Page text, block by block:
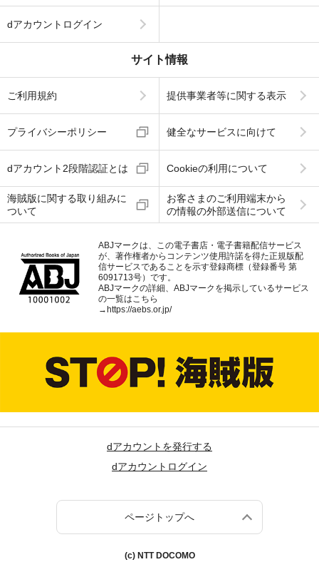
dアカウントログイン
サイト情報
ご利用規約 提供事業者等に関する表示
プライバシーポリシー 健全なサービスに向けて
dアカウント2段階認証とは Cookieの利用について
海賊版に関する取り組みに
ついて
お客さまのご利用端末から
の情報の外部送信について
ABJマークは、この電子書店・電子書籍配信サービス
が、著作権者からコンテンツ使用許諾を得た正規版配
信サービスであることを示す登録商標（登録番号 第
6091713号）です。
ABJマークの詳細、ABJマークを掲示しているサービス
の一覧はこちら
→ https://aebs.or.jp/
dアカウントを発行する
dアカウントログイン
ページトップへ
(c) NTT DOCOMO